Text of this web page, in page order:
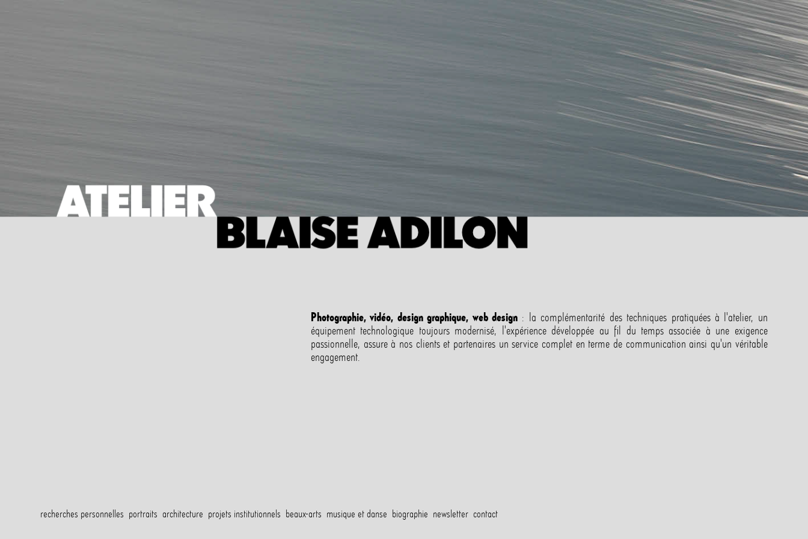
Photographie, vidéo, design graphique, web design: la complémentarité des techniques pratiquées à l'atelier, un
équipement technologique toujours modernisé, l'expérience développée au fil du temps associée à une exigence
passionnelle, assure à nos clients et partenaires un service complet en terme de communication ainsi qu'un véritable
engagement.
recherches personnelles portraitsarchitecture projets institutionnels beaux-arts musique et danse biographie newslettercontact